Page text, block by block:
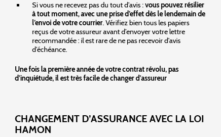
Si vous ne recevez pas du tout d’avis :vous pouvez résilier
à tout moment, avec une prise d’effet dès le lendemain de
l’envoi de votre courrier. Vérifiez bien tous les papiers
reçus de votre assureur avant d’envoyer votre lettre
recommandée : il est rare de ne pas recevoir d’avis
d’échéance.
Une fois la première année de votre contrat révolu, pas
d’inquiétude, il est très facile de changer d’assureur
CHANGEMENT D’ASSURANCE AVEC LA LOI
HAMON